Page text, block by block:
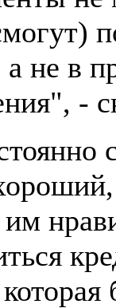
а не в
-
им